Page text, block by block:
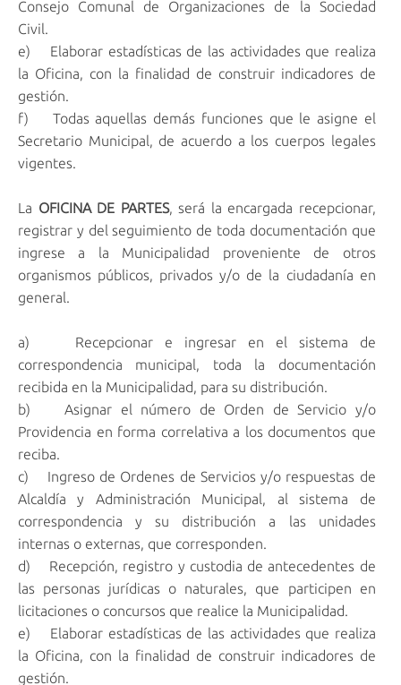
Consejo Comunal de Organizaciones de la Sociedad
Civil.
e) Elaborar estadísticas de las actividades que realiza
la Oficina, con la finalidad de construir indicadores de
gestión.
f) Todas aquellas demás funciones que le asigne el
Secretario Municipal, de acuerdo a los cuerpos legales
vigentes.
La OFICINA DE PARTES, será la encargada recepcionar,
registrar y del seguimiento de toda documentación que
ingrese a la Municipalidad proveniente de otros
organismos públicos, privados y/o de la ciudadanía en
general.
a) Recepcionar e ingresar en el sistema de
correspondencia municipal, toda la documentación
recibida en la Municipalidad, para su distribución.
b) Asignar el número de Orden de Servicio y/o
Providencia en forma correlativa a los documentos que
reciba.
c) Ingreso de Ordenes de Servicios y/o respuestas de
Alcaldía y Administración Municipal, al sistema de
correspondencia y su distribución a las unidades
internas o externas, que corresponden.
d) Recepción, registro y custodia de antecedentes de
las personas jurídicas o naturales, que participen en
licitaciones o concursos que realice la Municipalidad.
e) Elaborar estadísticas de las actividades que realiza
la Oficina, con la finalidad de construir indicadores de
gestión.